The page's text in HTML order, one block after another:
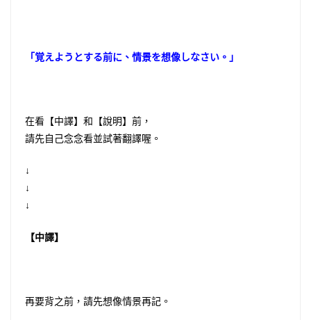
「覚えようとする前に、情景を想像しなさい。」
在看【中譯】和【說明】前，
請先自己念念看並試著翻譯喔。
↓
↓
↓
【中譯】
再要背之前，請先想像情景再記。